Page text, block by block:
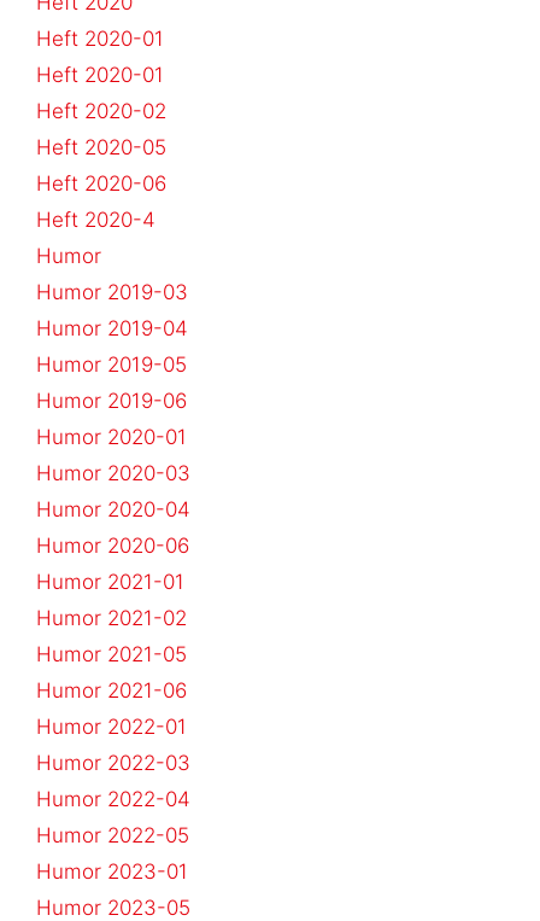
Heft 2020-01
Heft 2020-01
Heft 2020-02
Heft 2020-05
Heft 2020-06
Heft 2020-4
Humor
Humor 2019-03
Humor 2019-04
Humor 2019-05
Humor 2019-06
Humor 2020-01
Humor 2020-03
Humor 2020-04
Humor 2020-06
Humor 2021-01
Humor 2021-02
Humor 2021-05
Humor 2021-06
Humor 2022-01
Humor 2022-03
Humor 2022-04
Humor 2022-05
Humor 2023-01
Humor 2023-05